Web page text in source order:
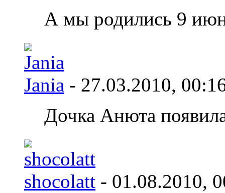
А мы родились 9
Jania - 27.03.2010,
Дочка Анюта
shocolatt - 01.08.2010,